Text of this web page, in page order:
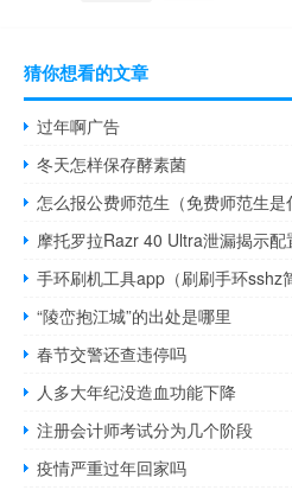
猜你想看的文章
过年啊广告
冬天怎样保存酵素菌
怎么报公费师范生（免费师范生是
摩托罗拉Razr 40 Ultra泄漏揭示
手环刷机工具app（刷刷手环sshz
“陵峦抱江城”的出处是哪里
春节交警还查违停吗
人多大年纪没造血功能下降
注册会计师考试分为几个阶段
疫情严重过年回家吗